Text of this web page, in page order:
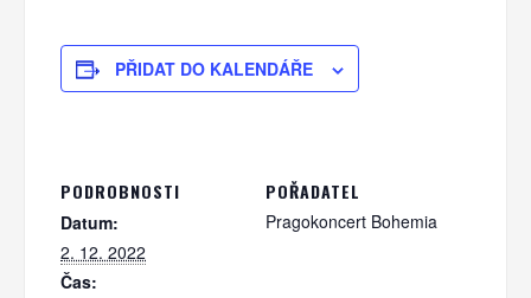
PŘIDAT DO KALENDÁŘE
PODROBNOSTI
Datum:
2. 12. 2022
Čas:
POŘADATEL
Pragokoncert Bohemia